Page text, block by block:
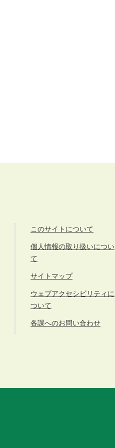
このサイトについて
個人情報の取り扱いについ
て
サイトマップ
ウェブアクセシビリティに
ついて
各課へのお問い合わせ